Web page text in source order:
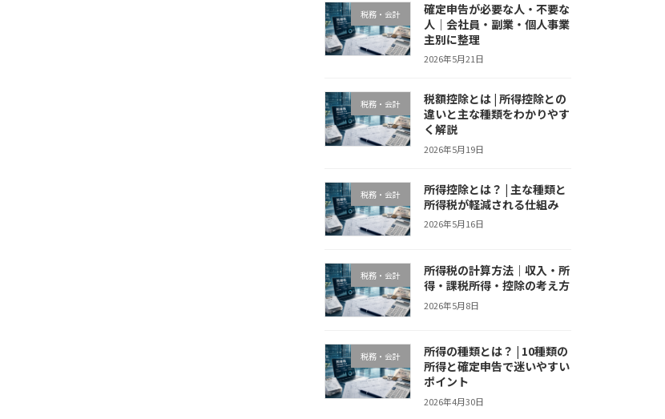
税務・会計
確定申告が必要な人・不要な
人｜会社員・副業・個人事業
主別に整理
2026年5月21日
税務・会計
税額控除とは | 所得控除との
違いと主な種類をわかりやす
く解説
2026年5月19日
税務・会計
所得控除とは？ | 主な種類と
所得税が軽減される仕組み
2026年5月16日
税務・会計
所得税の計算方法｜収入・所
得・課税所得・控除の考え方
2026年5月8日
税務・会計
所得の種類とは？ | 10種類の
所得と確定申告で迷いやすい
ポイント
2026年4月30日